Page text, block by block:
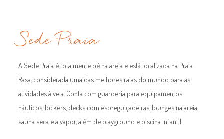
Sede Praia
A Sede Praia é totalmente pé na areia e está localizada na Praia
Rasa, considerada uma das melhores raias do mundo para as
atividades à vela. Conta com guarderia para equipamentos
náuticos, lockers, decks com espreguiçadeiras, lounges na areia,
sauna seca e a vapor, além de playground e piscina infantil.